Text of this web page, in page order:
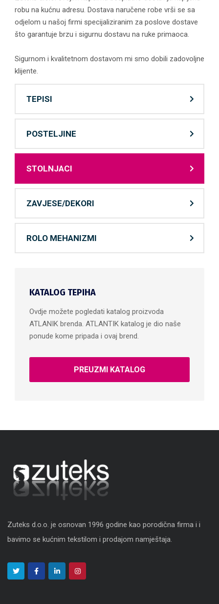
robu na kućnu adresu. Dostava naručene robe vrši se sa
odjelom u našoj firmi specijaliziranim za poslove dostave
što garantuje brzu i sigurnu dostavu na ruke primaoca.
Sigurnom i kvalitetnom dostavom mi smo dobili zadovoljne
klijente.
TEPISI
POSTELJINE
STOLNJACI
ZAVJESE/DEKORI
ROLO MEHANIZMI
KATALOG TEPIHA
Ovdje možete pogledati katalog proizvoda
ATLANIK brenda. ATLANTIK katalog je dio naše
ponude kome pripada i ovaj brend.
PREUZMI KATALOG
Zuteks d.o.o. je osnovan 1996 godine kao porodična firma i i
bavimo se kućnim tekstilom i prodajom namještaja.